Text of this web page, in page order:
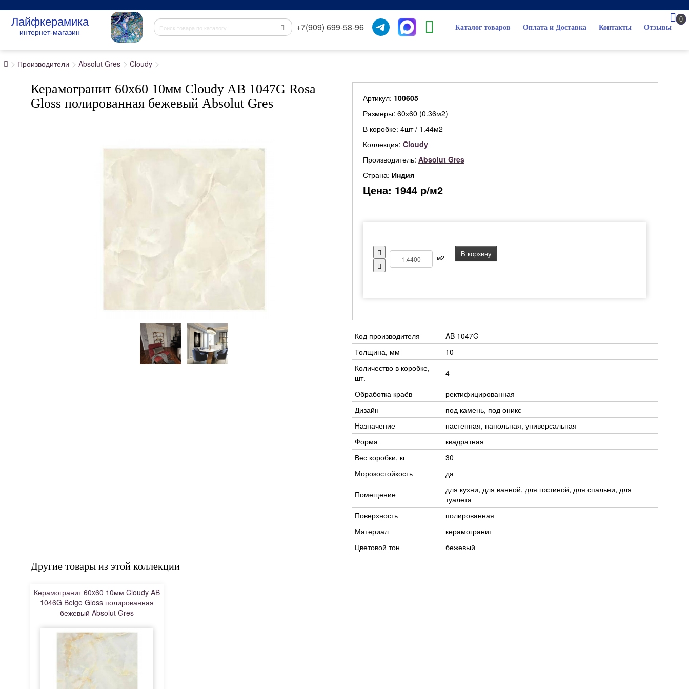
Лайфкерамика
интернет-магазин +7(909) 699-58-96 Каталог товаров Оплата и Доставка Контакты Отзывы
0
Производители Absolut Gres Cloudy
Керамогранит 60x60 10мм Cloudy AB 1047G Rosa
Gloss полированная бежевый Absolut Gres
Артикул: 100605
Размеры: 60х60 (0.36м2)
В коробке: 4шт / 1.44м2
Коллекция: Cloudy
Производитель: Absolut Gres
Страна: Индия
Цена: 1944 р/м2
м2 В корзину
Код производителя
AB 1047G
Толщина, мм
10
Количество в коробке,
шт.
4
Обработка краёв
ректифицированная
Дизайн
под камень, под оникс
Назначение
настенная, напольная, универсальная
Форма
квадратная
Вес коробки, кг
30
Морозостойкость
да
Помещение
для кухни, для ванной, для гостиной, для спальни, для
туалета
Поверхность
полированная
Материал
керамогранит
Цветовой тон
бежевый
Другие товары из этой коллекции
Керамогранит 60x60 10мм Cloudy AB
1046G Beige Gloss полированная
бежевый Absolut Gres